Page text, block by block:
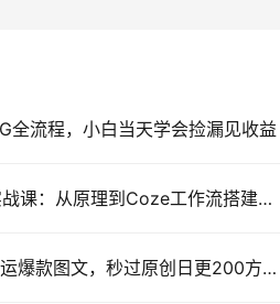
全流程，小白当天学会捡漏见收益
AI Agent智能体实战课：从原理到Coze工作流搭建，零基础低代码开发
AI改写工具一键搬运爆款图文，秒过原创日更200方法，头条副业实操指南